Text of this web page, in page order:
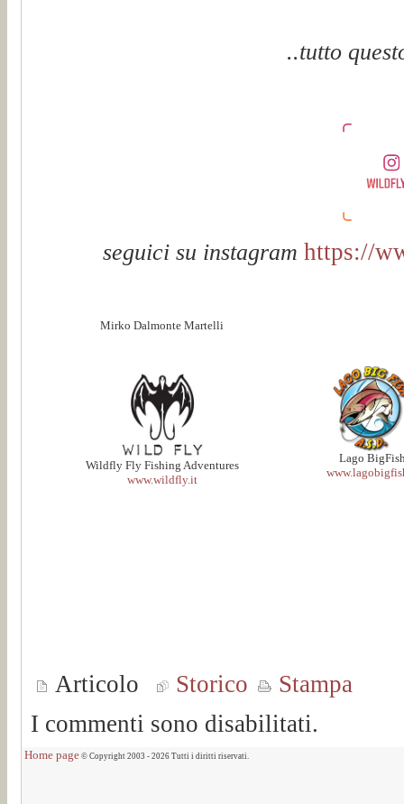
..tutto
seguici su instagram https://
Mirko Dalmonte Martelli
Wildfly Fly Fishing Adventures
www.wildfly.it
Lago
Articolo Storico
Stampa
I commenti sono disabilitati.
Home page © Copyright 2003 - 2026 Tutti i diritti riservati.